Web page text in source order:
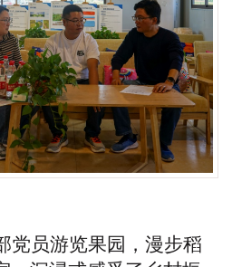
党员游览果园，漫步稻